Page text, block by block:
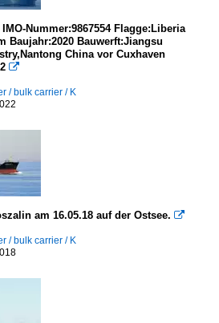
IMO-Nummer:9867554 Flagge:Liberia
Baujahr:2020 Bauwerft:Jiangsu
China vor Cuxhaven

/ bulk carrier / K
am 16.05.18 auf der Ostsee. 
/ bulk carrier / K